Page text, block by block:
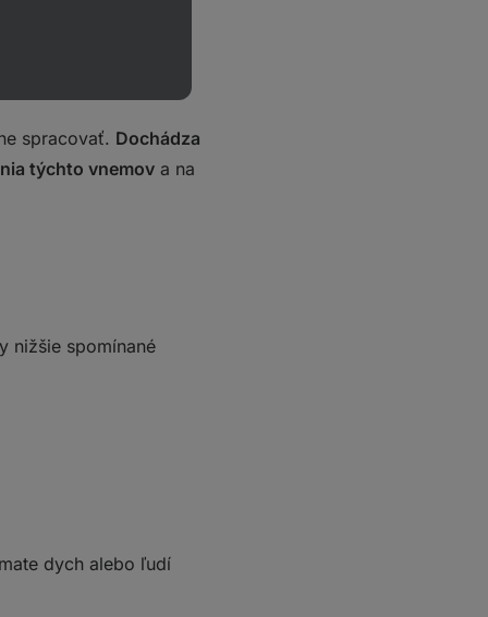
agresívnym
spracovať. Dochádza
týchto vnemov a na
nižšie spomínané
dych alebo ľudí